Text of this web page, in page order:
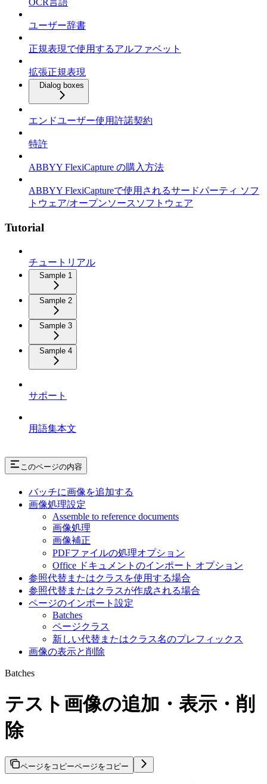
OCR言語
ユーザー辞書
正規表現で使用するアルファベット
拡張正規表現
Dialog boxes
エンドユーザー使用許諾契約
特許
ABBYY FlexiCapture の購入方法
ABBYY FlexiCaptureで使用されるサードパーティ ソフ
トウェア/オープンソースソフトウェア
Tutorial
チュートリアル
Sample 1
Sample 2
Sample 3
Sample 4
サポート
用語集本文
このページの内容
バッチに画像を追加する
画像処理設定
Assemble to reference documents
画像処理
画像補正
PDFファイルの処理オプション
Office ドキュメントのインポート オプション
参照代替またはクラスを使用する場合
参照代替またはクラスが作成される場合
ページのインポート設定
Batches
ページクラス
新しい代替またはクラス名のプレフィックス
画像の表示と削除
Batches
テスト画像の追加・表示・削
除
ページをコピーページをコピー